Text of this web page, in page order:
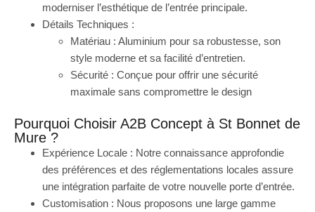
moderniser l’esthétique de l’entrée principale.
Détails Techniques :
Matériau : Aluminium pour sa robustesse, son
style moderne et sa facilité d’entretien.
Sécurité : Conçue pour offrir une sécurité
maximale sans compromettre le design
Pourquoi Choisir A2B Concept à St Bonnet de
Mure ?
Expérience Locale : Notre connaissance approfondie
des préférences et des réglementations locales assure
une intégration parfaite de votre nouvelle porte d’entrée.
Customisation : Nous proposons une large gamme